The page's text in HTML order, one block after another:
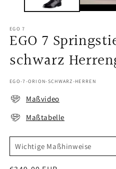
EGO 7
EGO 7
schwarz
SKU:
EGO-7-ORION-SCHWARZ-HERREN
Maßvideo
Maßtabelle
Wichtige Maßhinweise